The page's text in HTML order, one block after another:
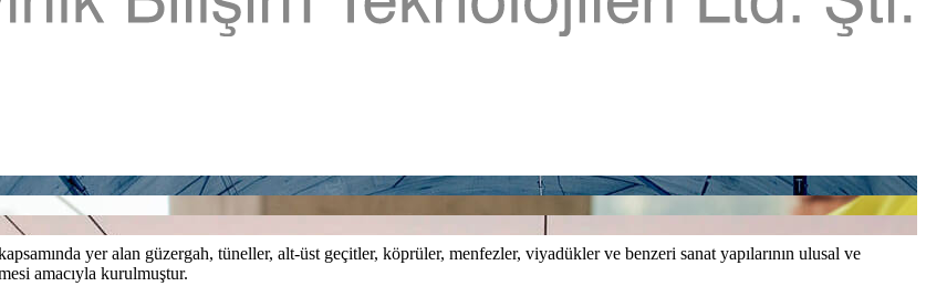
yer alan güzergah, tüneller, alt-üst geçitler, köprüler, menfezler, viyadükler ve benzeri sanat yapılarının ulusal ve
amacıyla kurulmuştur.